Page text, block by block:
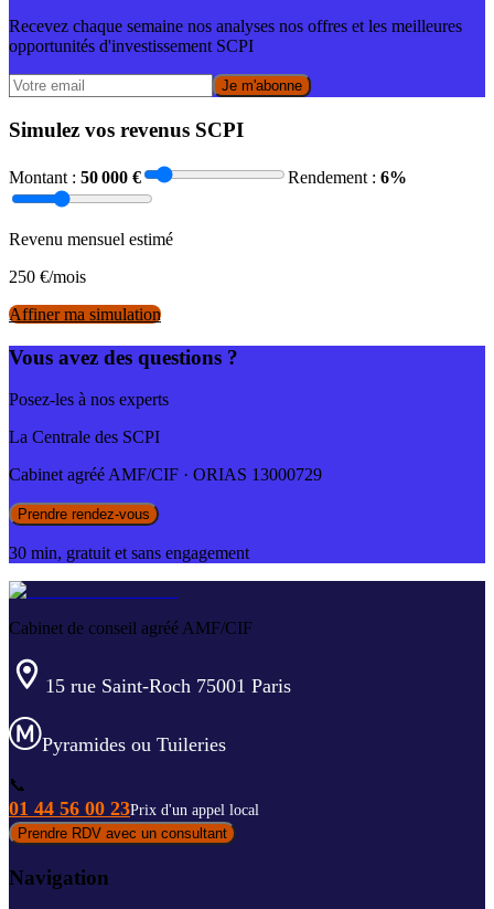
Recevez chaque semaine nos analyses nos offres et les meilleures
opportunités d'investissement SCPI
Je m'abonne
Simulez vos revenus SCPI
Montant : 50 000 € Rendement : 6%
Revenu mensuel estimé
250 €/mois
Affiner ma simulation
Vous avez des questions ?
Posez-les à nos experts
La Centrale des SCPI
Cabinet agréé AMF/CIF · ORIAS 13000729
Prendre rendez-vous
30 min, gratuit et sans engagement
Cabinet de conseil agréé AMF/CIF
15 rue Saint-Roch 75001 Paris
Pyramides ou Tuileries
📞
01 44 56 00 23Prix d'un appel local
Prendre RDV avec un consultant
Navigation